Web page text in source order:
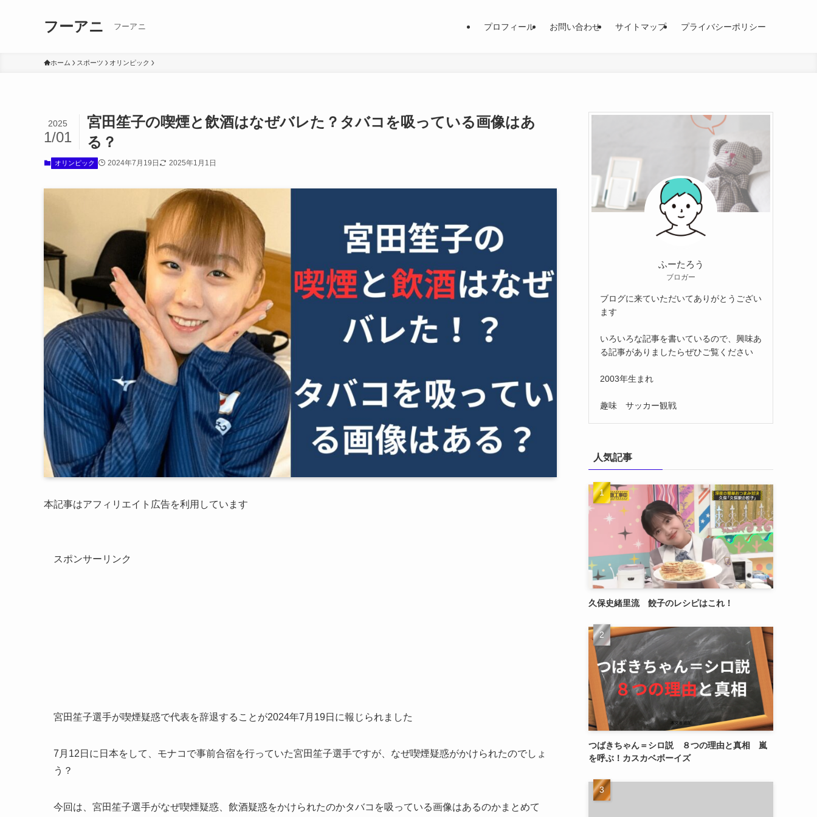
フーアニ フーアニ プロフィール お問い合わせ サイトマップ プライバシーポリシー
ホーム スポーツ オリンピック
宮田笙子の喫煙と飲酒はなぜバレた？タバコを吸っている画像はあ
る？
2025
1/01
オリンピック 2024年7月19日 2025年1月1日
本記事はアフィリエイト広告を利用しています
スポンサーリンク
宮田笙子選手が喫煙疑惑で代表を辞退することが2024年7月19日に報じられました
7月12日に日本をして、モナコで事前合宿を行っていた宮田笙子選手ですが、なぜ喫煙疑惑がかけられたのでしょ
う？
今回は、宮田笙子選手がなぜ喫煙疑惑、飲酒疑惑をかけられたのかタバコを吸っている画像はあるのかまとめて
ふーたろう
ブロガー
ブログに来ていただいてありがとうござい
ます
いろいろな記事を書いているので、興味あ
る記事がありましたらぜひご覧ください
2003年生まれ
趣味 サッカー観戦
人気記事
久保史緒里流 餃子のレシピはこれ！
つばきちゃん＝シロ説 ８つの理由と真相 嵐
を呼ぶ！カスカベボーイズ